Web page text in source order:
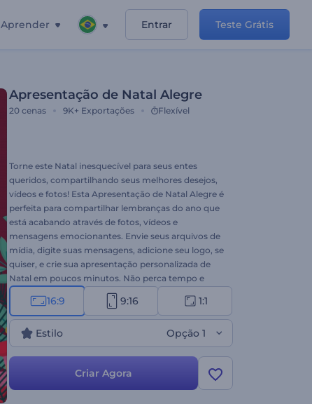
Aprender Entrar Teste Grátis
Apresentação de Natal Alegre
20 cenas 9K+ Exportações Flexível
Torne este Natal inesquecível para seus entes
queridos, compartilhando seus melhores desejos,
vídeos e fotos! Esta Apresentação de Natal Alegre é
perfeita para compartilhar lembranças do ano que
está acabando através de fotos, vídeos e
mensagens emocionantes. Envie seus arquivos de
mídia, digite suas mensagens, adicione seu logo, se
quiser, e crie sua apresentação personalizada de
Natal em poucos minutos. Não perca tempo e
relembre as coisas boas do ano da maneira mais
criativa. Experimente agora!
16:9 9:16 1:1
Estilo Opção 1
Criar Agora